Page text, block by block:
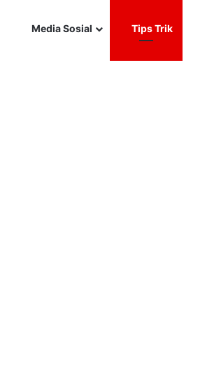
Media Sosial Tips Trik